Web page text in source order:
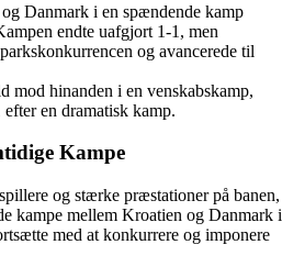
Danmark i en spændende kamp
endte uafgjort 1-1, men
og avancerede til
mod hinanden i en venskabskamp,
en dramatisk kamp.
Kampe
og stærke præstationer på banen,
kampe mellem Kroatien og Danmark i
med at konkurrere og imponere